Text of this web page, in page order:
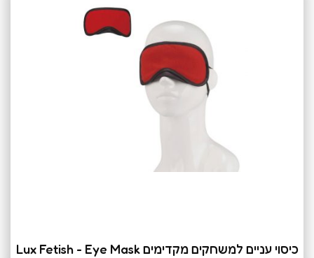
כיסוי עניים למשחקים מקדימים Lux Fetish - Eye Mask